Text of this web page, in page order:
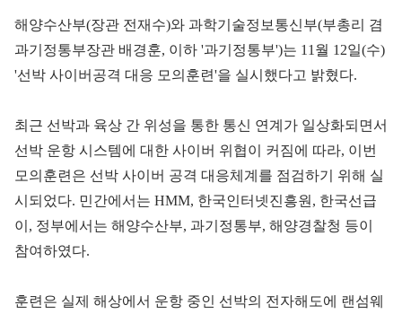
해양수산부(장관 전재수)와 과학기술정보통신부(부총리 겸
과기정통부장관 배경훈, 이하 '과기정통부')는 11월 12일(수)
'선박 사이버공격 대응 모의훈련'을 실시했다고 밝혔다.
최근 선박과 육상 간 위성을 통한 통신 연계가 일상화되면서
선박 운항 시스템에 대한 사이버 위협이 커짐에 따라, 이번
모의훈련은 선박 사이버 공격 대응체계를 점검하기 위해 실
시되었다. 민간에서는 HMM, 한국인터넷진흥원, 한국선급
이, 정부에서는 해양수산부, 과기정통부, 해양경찰청 등이
참여하였다.
훈련은 실제 해상에서 운항 중인 선박의 전자해도에 랜섬웨